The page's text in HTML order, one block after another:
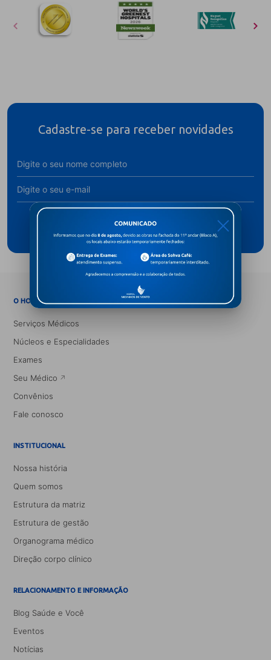
Cadastre-se para receber novidades
Assine
O HOSPITAL →
Serviços Médicos
Núcleos e Especialidades
Exames
Seu Médico
Convênios
Fale conosco
INSTITUCIONAL
Nossa história
Quem somos
Estrutura da matriz
Estrutura de gestão
Organograma médico
Direção corpo clínico
RELACIONAMENTO E INFORMAÇÃO
Blog Saúde e Você
Eventos
Notícias
X